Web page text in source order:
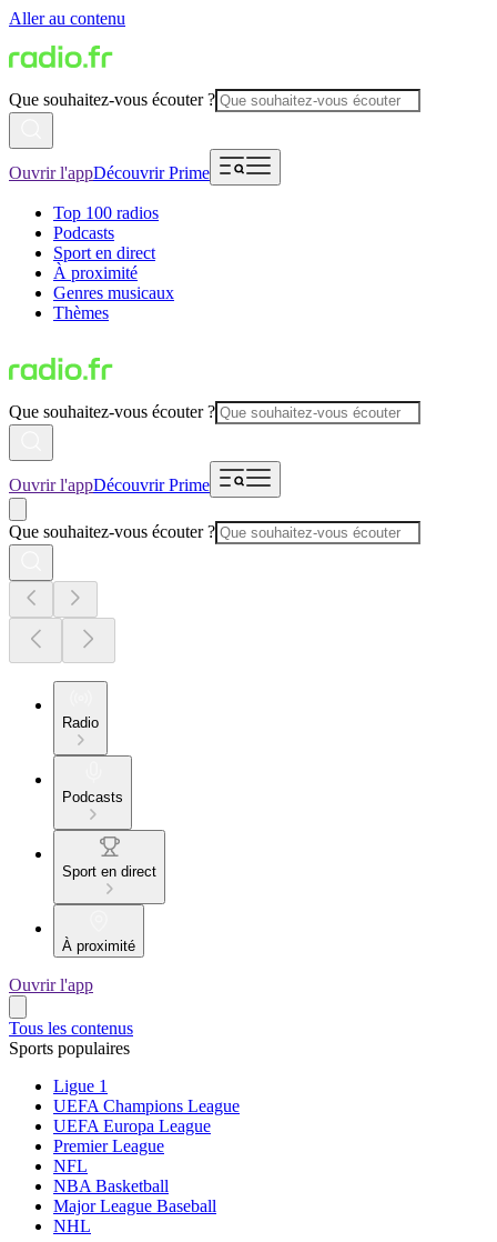
Aller au contenu
Que souhaitez-vous écouter ?
Ouvrir l'appDécouvrir Prime
Top 100 radios
Podcasts
Sport en direct
À proximité
Genres musicaux
Thèmes
Que souhaitez-vous écouter ?
Ouvrir l'appDécouvrir Prime
Que souhaitez-vous écouter ?
Radio
Podcasts
Sport en direct
À proximité
Ouvrir l'app
Tous les contenus
Sports populaires
Ligue 1
UEFA Champions League
UEFA Europa League
Premier League
NFL
NBA Basketball
Major League Baseball
NHL